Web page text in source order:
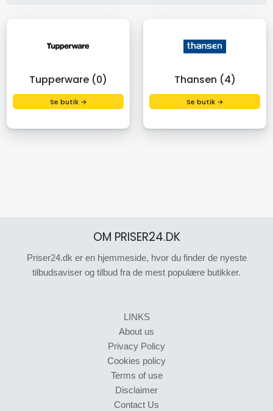
Tupperware (0)
Se butik →
Thansen (4)
Se butik →
OM PRISER24.DK
Priser24.dk er en hjemmeside, hvor du finder de nyeste
tilbudsaviser og tilbud fra de mest populære butikker.
LINKS
About us
Privacy Policy
Cookies policy
Terms of use
Disclaimer
Contact Us